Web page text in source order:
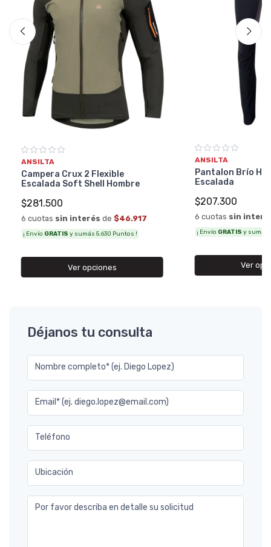
ANSILTA
Campera Crux 2 Flexible
Escalada Soft Shell Hombre
$281.500
6 cuotas sin interés de $46.917
¡ Envío GRATIS y sumás 5.630 Puntos !
Ver opciones
ANSILTA
Pantalon Brío
Escalada
$207.300
6 cuotas sin
¡ Envío GRATIS y sumás
Ver
Déjanos tu consulta
Nombre completo* (ej. Diego Lopez)
Email* (ej. diego.lopez@email.com)
Teléfono
Ubicación
Por favor describa en detalle su solicitud